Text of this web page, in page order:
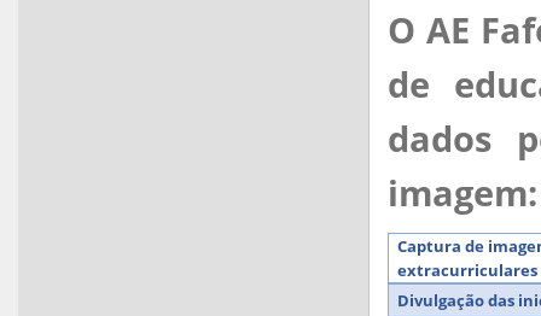
O AE
de
dados
imagem:
Captura de
extracurriculares
Divulgação das